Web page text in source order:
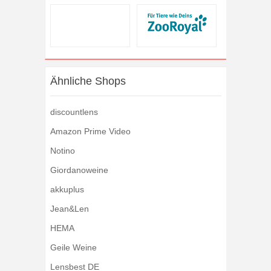
Ähnliche Shops
discountlens
Amazon Prime Video
Notino
Giordanoweine
akkuplus
Jean&Len
HEMA
Geile Weine
Lensbest DE